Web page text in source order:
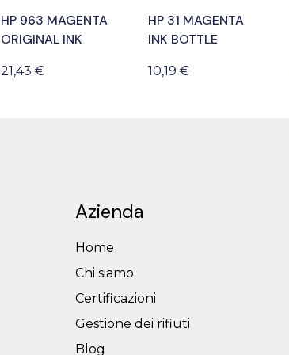
HP 963 MAGENTA
ORIGINAL INK
21,43 €
HP 31 MAGENTA
INK BOTTLE
10,19 €
Azienda
Home
Chi siamo
Certificazioni
Gestione dei rifiuti
Blog